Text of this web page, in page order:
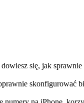
się, jak sprawnie
skonfigurować